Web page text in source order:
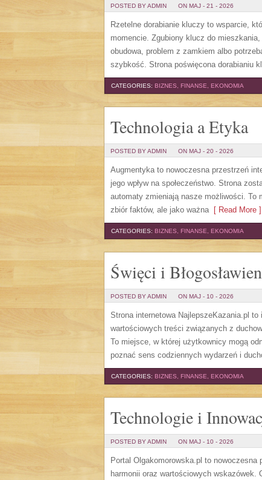
POSTED BY ADMIN ON MAJ - 21 - 2026
Rzetelne dorabianie kluczy to wsparcie,
momencie. Zgubiony klucz do
obudowa, problem z zamkiem albo
szybkość. Strona poświęcona dorabianiu
CATEGORIES: BIZNES, FINANSE, EKONOMIA
Technologia a Etyka
POSTED BY ADMIN ON MAJ - 20 - 2026
Augmentyka to nowoczesna przestrzeń
jego wpływ na społeczeństwo. Strona
automaty zmieniają nasze możliwości. To
zbiór faktów, ale jako ważna[ Read More ]
CATEGORIES: BIZNES, FINANSE, EKONOMIA
Święci i
POSTED BY ADMIN ON MAJ - 10 - 2026
Strona internetowa NajlepszeKazania.pl
wartościowych treści związanych z
To miejsce, w której użytkownicy mogą
poznać sens codziennych wydarzeń i
CATEGORIES: BIZNES, FINANSE, EKONOMIA
Technologie i
POSTED BY ADMIN ON MAJ - 10 - 2026
Portal Olgakomorowska.pl to
harmonii oraz wartościowych